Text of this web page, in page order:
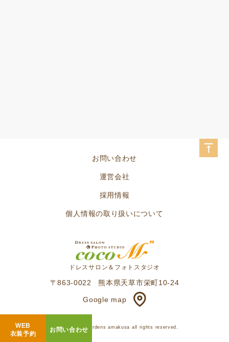
WEB
衣装予約
お問い合わせ
お問い合わせ
運営会社
採用情報
個人情報の取り扱いについて
ドレスサロン＆フォトスタジオ
〒863-0022 熊本県天草市栄町10-24
Google map
© hotel alegriagardens amakusa all rights reserved.